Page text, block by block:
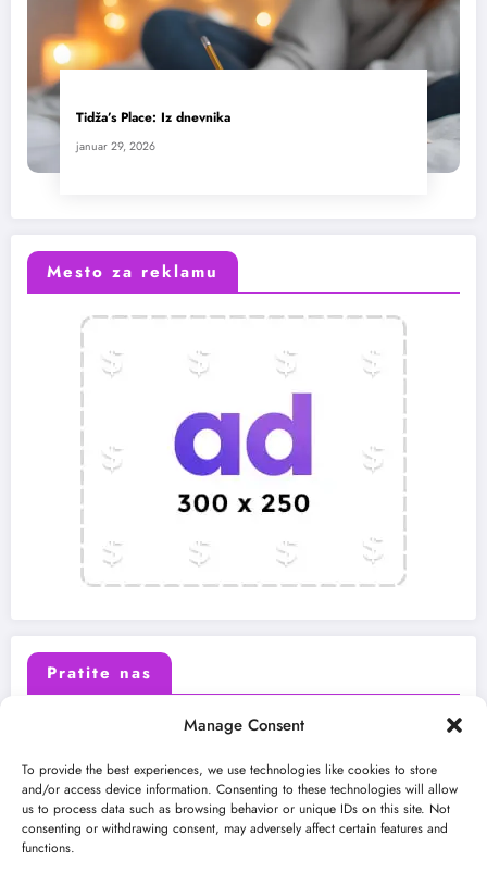
Manage Consent
To provide the best experiences, we use technologies like cookies to store
and/or access device information. Consenting to these technologies will allow
us to process data such as browsing behavior or unique IDs on this site. Not
consenting or withdrawing consent, may adversely affect certain features and
functions.
Tidža’s Place: Iz dnevnika
januar 29, 2026
Mesto za reklamu
Pratite nas
Instagram Youtube